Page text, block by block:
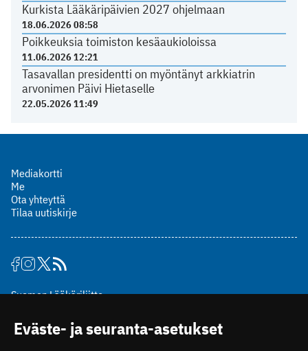
Kurkista Lääkäripäivien 2027 ohjelmaan
18.06.2026 08:58
Poikkeuksia toimiston kesäaukioloissa
11.06.2026 12:21
Tasavallan presidentti on myöntänyt arkkiatrin
arvonimen Päivi Hietaselle
22.05.2026 11:49
Mediakortti
Me
Ota yhteyttä
Tilaa uutiskirje
Suomen Lääkäriliitto
00510 Helsinki
puh. (09) 393 091
Eväste- ja seuranta-asetukset